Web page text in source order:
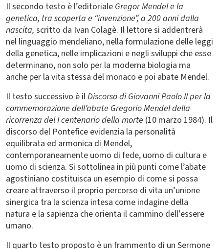
Il secondo testo è l’editoriale Gregor Mendel e la
genetica, tra scoperta e “invenzione”, a 200 anni dalla
nascita, scritto da Ivan Colagè. Il lettore si addentrerà
nel linguaggio mendeliano, nella formulazione delle leggi
della genetica, nelle implicazioni e negli sviluppi che esse
determinano, non solo per la moderna biologia ma
anche per la vita stessa del monaco e poi abate Mendel.
Il testo successivo è ilDiscorso di Giovanni Paolo II per la
commemorazione dell’abate Gregorio Mendel della
ricorrenza del I centenario della morte (10 marzo 1984). Il
discorso del Pontefice evidenzia la personalità
equilibrata ed armonica di Mendel,
contemporaneamente uomo di fede, uomo di cultura e
uomo di scienza. Si sottolinea in più punti come l’abate
agostiniano costituisca un esempio di come si possa
creare attraverso il proprio percorso di vita un’unione
sinergica tra la scienza intesa come indagine della
natura e la sapienza che orienta il cammino dell’essere
umano.
Il quarto testo proposto è un frammento di un Sermone